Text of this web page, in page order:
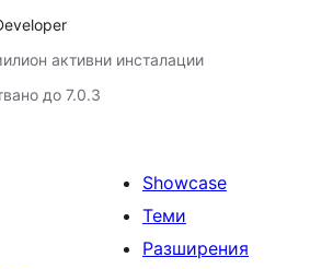
активни инсталации
до 7.0.3
Showcase
Теми
Разширения